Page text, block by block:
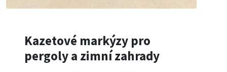
Kazetové markýzy pro
pergoly a zimní zahrady